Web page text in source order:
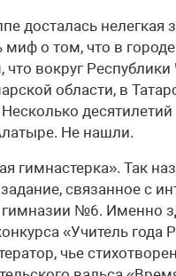
досталась нелегкая
миф о том, что в
что вокруг
области, в
десятилетий
Не нашли.
гимнастерка». Так
связанное с
№6. Именно
«Учитель года
чье